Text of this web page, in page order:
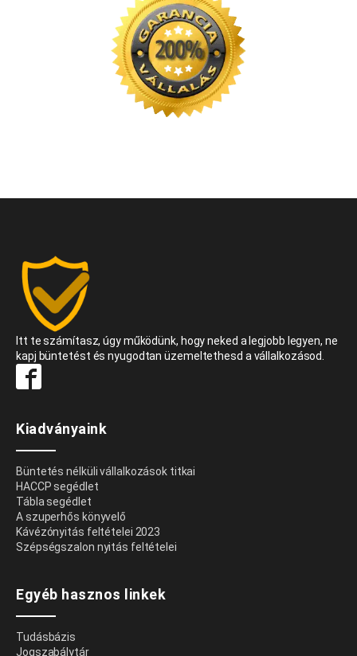
Itt te számítasz, úgy működünk, hogy neked a legjobb legyen, ne
kapj büntetést és nyugodtan üzemeltethesd a vállalkozásod.
Kiadványaink
Büntetés nélküli vállalkozások titkai
HACCP segédlet
Tábla segédlet
A szuperhős könyvelő
Kávézónyitás feltételei 2023
Szépségszalon nyitás feltételei
Egyéb hasznos linkek
Tudásbázis
Jogszabálytár